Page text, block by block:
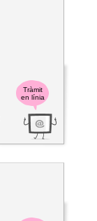
Tràmit
en línia